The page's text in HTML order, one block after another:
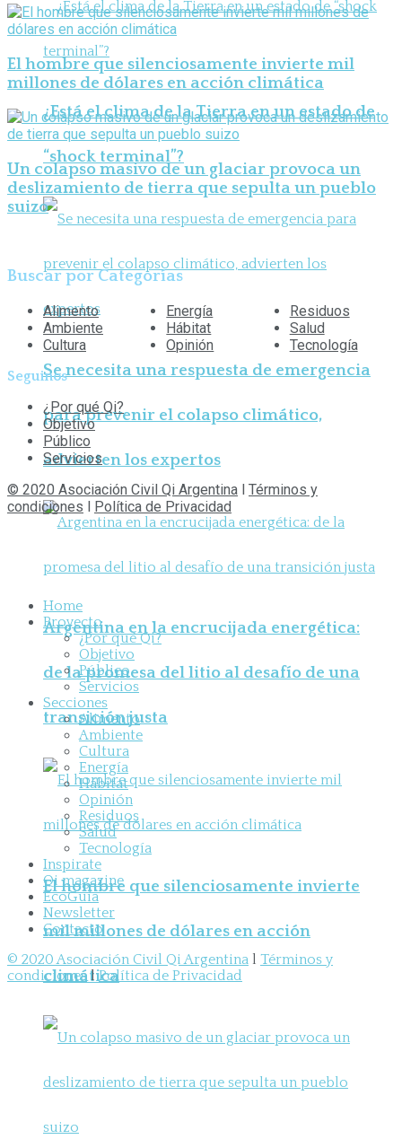
¿Está el clima de la Tierra en un estado de
“shock terminal”?
Se necesita una respuesta de emergencia
para prevenir el colapso climático,
advierten los expertos
Argentina en la encrucijada energética:
de la promesa del litio al desafío de una
transición justa
El hombre que silenciosamente invierte
mil millones de dólares en acción
climática
El hombre que silenciosamente invierte mil
millones de dólares en acción climática
Un colapso masivo de un glaciar provoca un
deslizamiento de tierra que sepulta un pueblo
suizo
Buscar por Categorías
Alimento
Ambiente
Cultura
Energía
Hábitat
Opinión
Residuos
Salud
Tecnología
Seguinos
¿Por qué Qi?
Objetivo
Público
Servicios
© 2020 Asociación Civil Qi Argentina
Términos y
condiciones
Política de Privacidad
Home
Proyecto
¿Por qué Qi?
Objetivo
Público
Servicios
Secciones
Alimento
Ambiente
Cultura
Energía
Hábitat
Opinión
Residuos
Salud
Tecnología
Inspirate
Qi magazine
EcoGuía
Newsletter
Contacto
© 2020 Asociación Civil Qi Argentina l Términos y
condicioneslPolítica de Privacidad